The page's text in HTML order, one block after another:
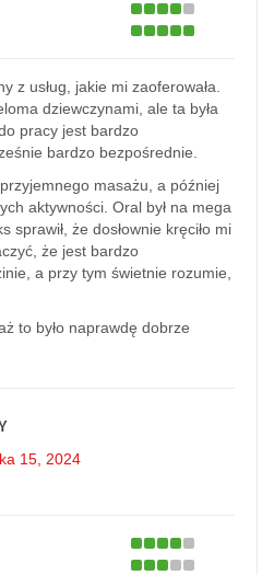
z usług, jakie mi zaoferowała.
dziewczynami, ale ta była
pracy jest bardzo
bardzo bezpośrednie.
masażu, a później
aktywności. Oral był na mega
sprawił, że dosłownie kręciło mi
że jest bardzo
a przy tym świetnie rozumie,
to było naprawdę dobrze
15, 2024